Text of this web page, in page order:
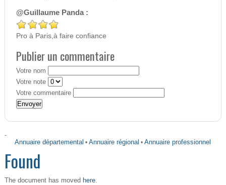
@Guillaume Panda :
Pro à Paris,à faire confiance
Publier un commentaire
Votre nom
Votre note
Votre commentaire
-
Annuaire départemental •Annuaire régional •Annuaire professionnel
Found
The document has moved here.